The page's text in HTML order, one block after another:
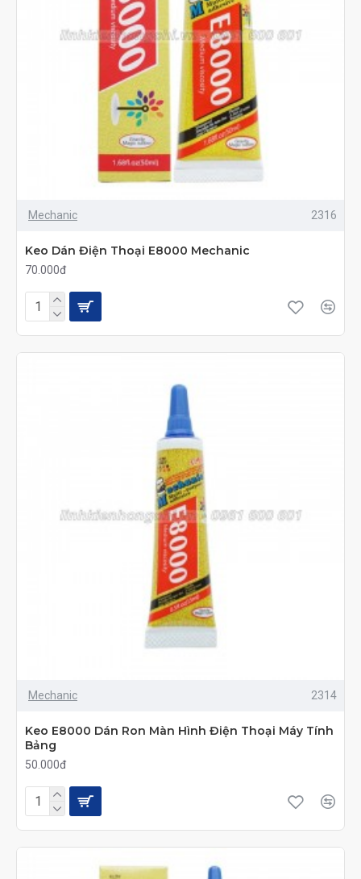
Mechanic 2316
Keo Dán Điện Thoại E8000 Mechanic
70.000đ
Mechanic 2314
Keo E8000 Dán Ron Màn Hình Điện Thoại Máy Tính
Bảng
50.000đ